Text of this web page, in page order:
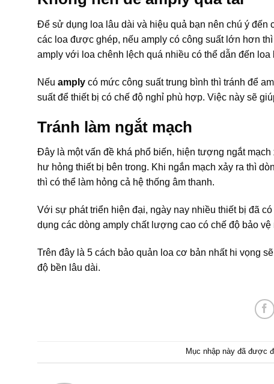
Để sử dụng loa lâu dài và hiệu quả bạn nên chú ý đến
các loa được ghép, nếu amply có công suất lớn hơn
amply với loa chênh lệch quá nhiều có thể dẫn đến
Nếu amply có mức công suất trung bình thì tránh để
suất để thiết bị có chế độ nghỉ phù hợp. Việc này sẽ
Tránh làm ngắt mạch
Đây là một vấn đề khá phổ biến, hiện tượng ngắt
hư hỏng thiết bị bên trong. Khi ngắn mạch xảy ra thì
thì có thể làm hỏng cả hệ thống âm thanh.
Với sự phát triển hiện đại, ngày nay nhiều thiết bị đã
dụng các dòng amply chất lượng cao có chế độ bảo
Trên đây là 5 cách bảo quản loa cơ bản nhất hi vọng
độ bền lâu dài.
Mục nhập này đã được